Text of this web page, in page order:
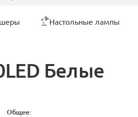
Настольные лампы
Белые
Общее: